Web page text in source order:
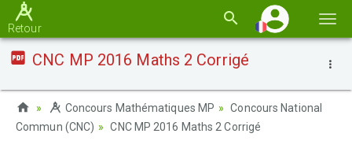
la
Retour
CNC MP 2016 Maths 2 Corrigé
Concours Mathématiques MP
Concours National
Commun (CNC)
CNC MP 2016 Maths 2 Corrigé